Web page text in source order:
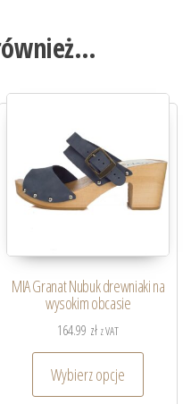
MIA Granat Nubuk drewniaki na
wysokim obcasie
164.99 zł z VAT
Wybierz opcje